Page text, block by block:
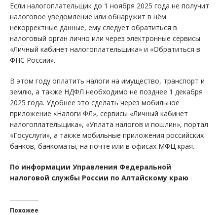
Если налогоплательщик до 1 ноября 2025 года не получит
налоговое уведомление или обнаружит в нём
некорректные данные, ему следует обратиться в
налоговый орган лично или через электронные сервисы
«Личный кабинет налогоплательщика» и «Обратиться в
ФНС России».
В этом году оплатить налоги на имущество, транспорт и
землю, а также НДФЛ необходимо не позднее 1 декабря
2025 года. Удобнее это сделать через мобильное
приложение «Налоги ФЛ», сервисы «Личный кабинет
налогоплательщика», «Уплата налогов и пошлин», портал
«Госуслуги», а также мобильные приложения российских
банков, банкоматы, на почте или в офисах МФЦ края.
По информации Управления Федеральной
налоговой службы России по Алтайскому краю
Похожее